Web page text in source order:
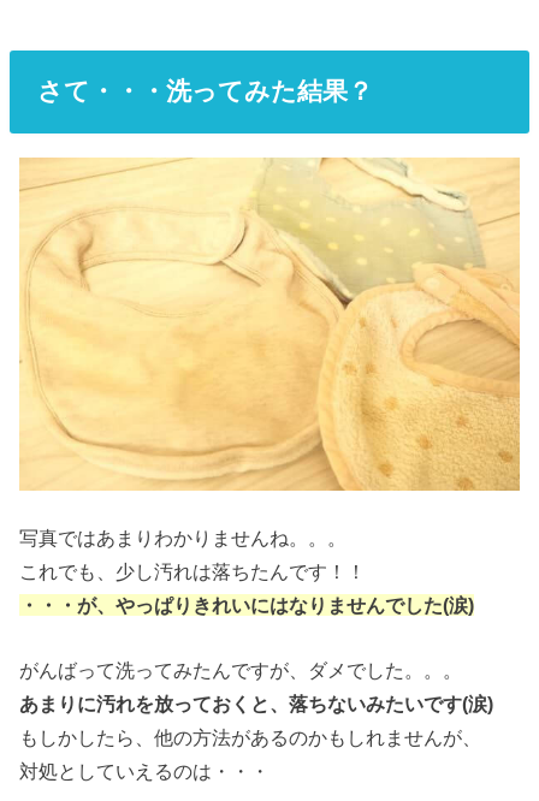
さて・・・洗ってみた結果？
写真ではあまりわかりませんね。。。
これでも、少し汚れは落ちたんです！！
・・・が、やっぱりきれいにはなりませんでした(涙)
がんばって洗ってみたんですが、ダメでした。。。
あまりに汚れを放っておくと、落ちないみたいです(涙)
もしかしたら、他の方法があるのかもしれませんが、
対処としていえるのは・・・